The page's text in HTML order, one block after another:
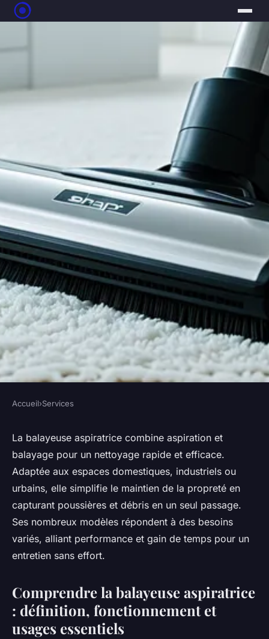
Balayeuse aspiratrice : la
solution efficace pour vos
besoins en nettoyage
Lilou•17 mai 2025•8 min de lecture
Accueil›Services
La balayeuse aspiratrice combine aspiration et
balayage pour un nettoyage rapide et efficace.
Adaptée aux espaces domestiques, industriels ou
urbains, elle simplifie le maintien de la propreté en
capturant poussières et débris en un seul passage.
Ses nombreux modèles répondent à des besoins
variés, alliant performance et gain de temps pour un
entretien sans effort.
Comprendre la balayeuse aspiratrice
: définition, fonctionnement et
usages essentiels